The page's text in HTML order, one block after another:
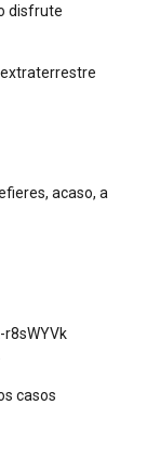
disfrute
acaso, a
casos